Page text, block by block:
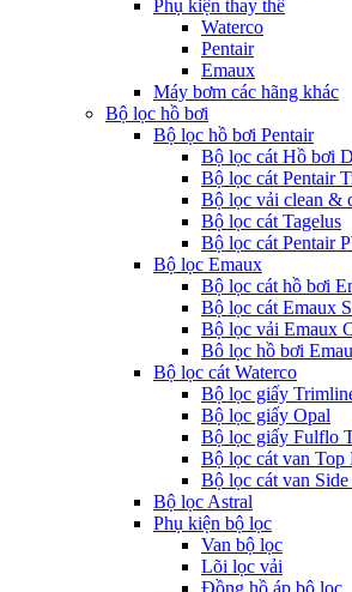
Phụ kiện thay thế
Waterco
Pentair
Emaux
Máy bơm các hãng khác
Bộ lọc hồ bơi
Bộ lọc hồ bơi Pentair
Bộ lọc cát Hồ bơi
Bộ lọc cát Pentair
Bộ lọc vải clean &
Bộ lọc cát Tagelus
Bộ lọc cát Pentair
Bộ lọc Emaux
Bộ lọc cát hồ bơi
Bộ lọc cát Emaux
Bộ lọc vải Emaux
Bô lọc hồ bơi
Bộ lọc cát Waterco
Bộ lọc giấy
Bộ lọc giấy Opal
Bộ lọc giấy Fulflo
Bộ lọc cát van Top
Bộ lọc cát van
Bộ lọc Astral
Phụ kiện bộ lọc
Van bộ lọc
Lõi lọc vải
Đồng hồ áp bộ lọc